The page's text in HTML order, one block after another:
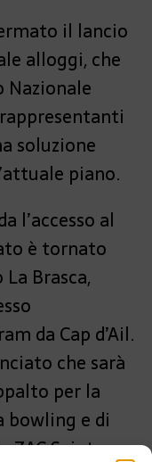
il lancio
alloggi, che
Nazionale
soluzione
piano.
l’accesso al
è tornato
Brasca,
da Cap d’Ail.
che sarà
per la
bowling e di
Saint-